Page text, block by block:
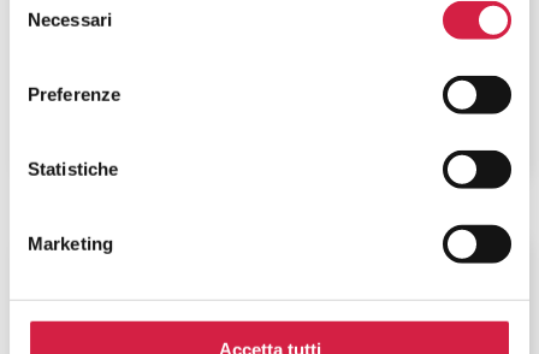
delNecessari
Preferenze
Statistiche
Marketing
Accetta tutti
Maggiore
C.B.H. Presidio Mater Dei